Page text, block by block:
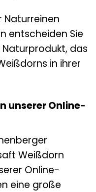
Naturreinen
entscheiden Sie
das
in ihrer
unserer Online-
Weißdorn
Online-
eine große